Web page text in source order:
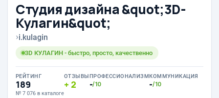
Студия дизайна &quot;3D-
Кулагин&quot;
›i.kulagin
3D КУЛАГИН - быстро, просто, качественно
РЕЙТИНГ
189
№ 7 076 в каталоге
ОТЗЫВЫ
2
ПРОФЕССИОНАЛИЗМ
-/10
КОММУНИКАЦИЯ
-/10